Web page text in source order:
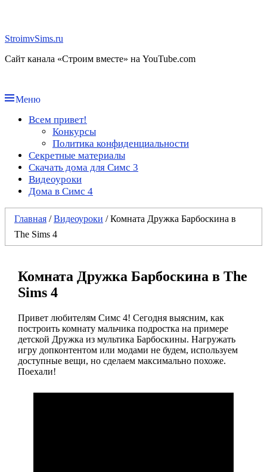
StroimvSims.ru
Сайт канала «Строим вместе» на YouTube.com
Меню
Основное
Всем привет!
Конкурсы
Политика конфиденциальности
Секретные материалы
Скачать дома для Симс 3
Видеоуроки
Дома в Симс 4
Главная /Видеоуроки /Комната Дружка Барбоскина в
The Sims 4
Комната Дружка Барбоскина в The
Sims 4
Привет любителям Симс 4! Сегодня выясним, как
построить комнату мальчика подростка на примере
детской Дружка из мультика Барбоскины. Нагружать
игру допконтентом или модами не будем, используем
доступные вещи, но сделаем максимально похоже.
Поехали!